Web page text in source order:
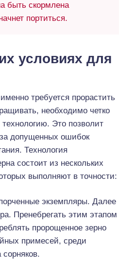
быть скормлена
портиться.
условиях для
требуется прорастить
необходимо четко
Это позволит
допущенных ошибок
Технология
состоит из нескольких
выполняют в точности:
экземпляры. Далее
Пренебрегать этим этапом
пророщенное зерно
примесей, среди